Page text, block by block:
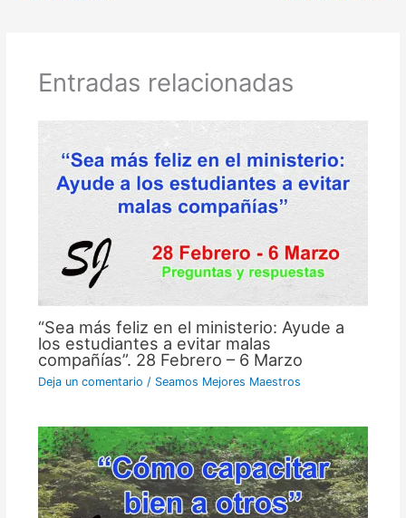
Entradas relacionadas
“Sea más feliz en el ministerio: Ayude a
los estudiantes a evitar malas
compañías”. 28 Febrero – 6 Marzo
Deja un comentario / Seamos Mejores Maestros